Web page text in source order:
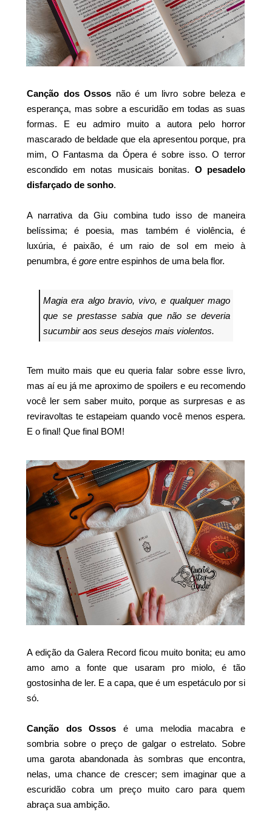
Canção dos Ossos não é um livro sobre beleza e
esperança, mas sobre a escuridão em todas as suas
formas. E eu admiro muito a autora pelo horror
mascarado de beldade que ela apresentou porque, pra
mim, O Fantasma da Ópera é sobre isso. O terror
escondido em notas musicais bonitas. O pesadelo
disfarçado de sonho.
A narrativa da Giu combina tudo isso de maneira
belíssima; é poesia, mas também é violência, é
luxúria, é paixão, é um raio de sol em meio à
penumbra, é gore entre espinhos de uma bela flor.
Magia era algo bravio, vivo, e qualquer mago
que se prestasse sabia que não se deveria
sucumbir aos seus desejos mais violentos.
Tem muito mais que eu queria falar sobre esse livro,
mas aí eu já me aproximo de spoilers e eu recomendo
você ler sem saber muito, porque as surpresas e as
reviravoltas te estapeiam quando você menos espera.
E o final! Que final BOM!
A edição da Galera Record ficou muito bonita; eu amo
amo amo a fonte que usaram pro miolo, é tão
gostosinha de ler. E a capa, que é um espetáculo por si
só.
Canção dos Ossos é uma melodia macabra e
sombria sobre o preço de galgar o estrelato. Sobre
uma garota abandonada às sombras que encontra,
nelas, uma chance de crescer; sem imaginar que a
escuridão cobra um preço muito caro para quem
abraça sua ambição.